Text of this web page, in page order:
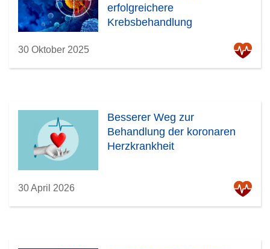
erfolgreichere
Krebsbehandlung
30 Oktober 2025
Besserer Weg zur
Behandlung der koronaren
Herzkrankheit
30 April 2026